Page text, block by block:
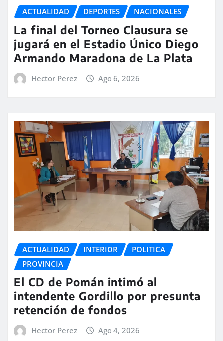
ACTUALIDAD DEPORTES NACIONALES
La final del Torneo Clausura se
jugará en el Estadio Único Diego
Armando Maradona de La Plata
Hector Perez Ago 6, 2026
ACTUALIDAD INTERIOR
POLITICA
PROVINCIA
El CD de Pomán intimó al
intendente Gordillo por presunta
retención de fondos
Hector Perez Ago 4, 2026